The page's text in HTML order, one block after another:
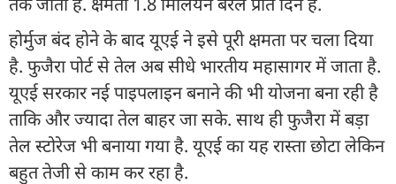
होर्मुज बंद होने के बाद यूएई ने इसे पूरी क्षमता पर चला दिया
है. फुजैरा पोर्ट से तेल अब सीधे भारतीय महासागर में जाता है.
यूएई सरकार नई पाइपलाइन बनाने की भी योजना बना रही है
ताकि और ज्यादा तेल बाहर जा सके. साथ ही फुजैरा में बड़ा
तेल स्टोरेज भी बनाया गया है. यूएई का यह रास्ता छोटा लेकिन
बहुत तेजी से काम कर रहा है.